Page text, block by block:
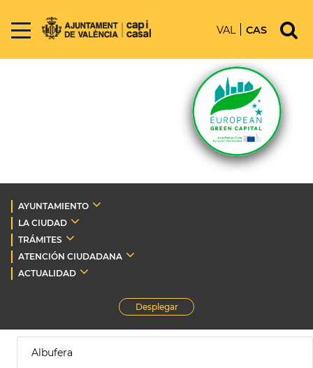
VAL CAS
AYUNTAMIENTO
LA CIUDAD
TRÁMITES
ATENCIÓN CIUDADANA
ACTUALIDAD
Desplegar
Albufera